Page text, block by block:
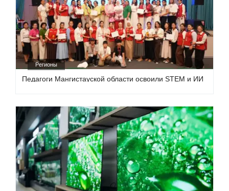
Регионы
Педагоги Мангистауской области освоили STEM и ИИ